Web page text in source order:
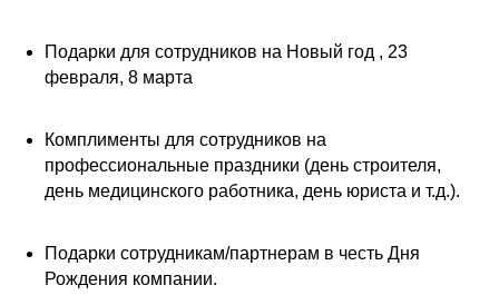
Подарки для сотрудников на Новый год , 23
февраля, 8 марта
Комплименты для сотрудников на
профессиональные праздники (день строителя,
день медицинского работника, день юриста и т.д.).
Подарки сотрудникам/партнерам в честь Дня
Рождения компании.